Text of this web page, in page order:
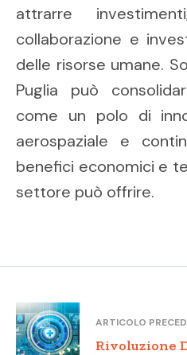
attrarre
collaborazione e
delle risorse umane.
Puglia può
come un polo di
aerospaziale e
benefici economici e
settore può offrire.
ARTICOLO
Rivoluzione